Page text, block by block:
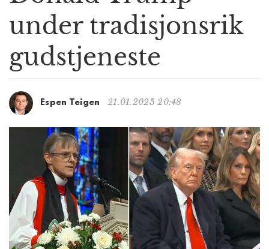
a
t
o
under tradisjonsrik
gudstjeneste
Espen Teigen 21.01.2025 20:48